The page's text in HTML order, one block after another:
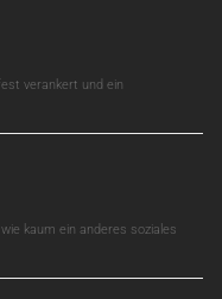
verankert und ein
kaum ein anderes soziales